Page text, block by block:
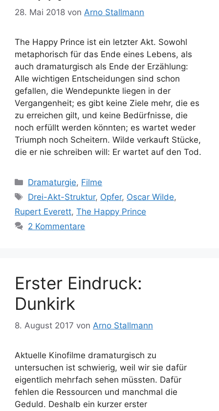
28. Mai 2018 von Arno Stallmann
The Happy Prince ist ein letzter Akt. Sowohl
metaphorisch für das Ende eines Lebens, als
auch dramaturgisch als Ende der Erzählung:
Alle wichtigen Entscheidungen sind schon
gefallen, die Wendepunkte liegen in der
Vergangenheit; es gibt keine Ziele mehr, die es
zu erreichen gilt, und keine Bedürfnisse, die
noch erfüllt werden könnten; es wartet weder
Triumph noch Scheitern. Wilde verkauft Stücke,
die er nie schreiben will: Er wartet auf den Tod.
Kategorien
Dramaturgie, Filme
Schlagwörter
Drei-Akt-Struktur, Opfer, Oscar Wilde,
Rupert Everett, The Happy Prince
2 Kommentare
Erster Eindruck:
Dunkirk
8. August 2017 von Arno Stallmann
Aktuelle Kinofilme dramaturgisch zu
untersuchen ist schwierig, weil wir sie dafür
eigentlich mehrfach sehen müssten. Dafür
fehlen die Ressourcen und manchmal die
Geduld. Deshalb ein kurzer erster